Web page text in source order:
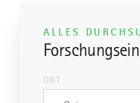
ALLES
ORT